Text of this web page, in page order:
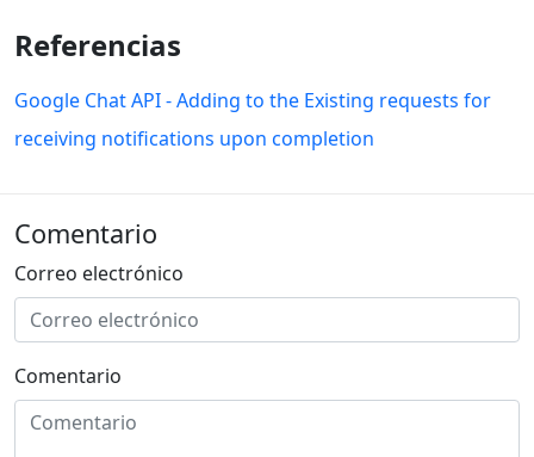
Referencias
Google Chat API - Adding to the Existing requests for
receiving notifications upon completion
Comentario
Correo electrónico
Comentario